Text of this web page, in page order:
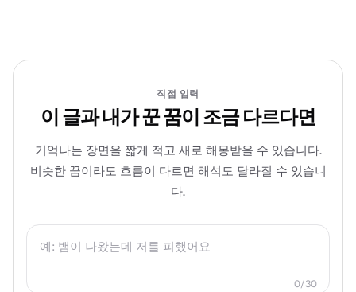
직접 입력
이 글과 내가 꾼 꿈이 조금 다르다면
기억나는 장면을 짧게 적고 새로 해몽받을 수 있습니다.
비슷한 꿈이라도 흐름이 다르면 해석도 달라질 수 있습니
다.
0/30